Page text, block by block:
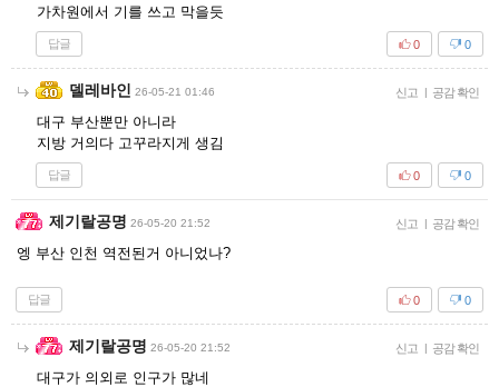
가차원에서 기를 쓰고 막을듯
답글 0
0
델레바인 26-05-21 01:46 신고 | 공감 확인
대구 부산뿐만 아니라
지방 거의다 고꾸라지게 생김
답글 0
0
제기랄공명 26-05-20 21:52 신고 | 공감 확인
엥 부산 인천 역전된거 아니었나?
답글 0
0
제기랄공명 26-05-20 21:52 신고 | 공감 확인
대구가 의외로 인구가 많네